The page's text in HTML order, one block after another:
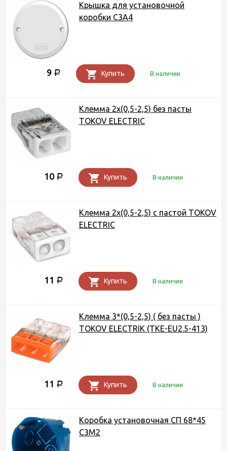
Крышка для установочной
коробки С3А4
9 Р Купить В наличии
Клемма 2x(0,5-2,5) без пасты
TOKOV ELECTRIC
10 Р Купить В наличии
Клемма 2x(0,5-2,5) с пастой TOKOV
ELECTRIC
11 Р Купить В наличии
Клемма 3*(0,5-2,5) ( без пасты )
ТОКОV ELECTRIK (TKE-EU2.5-413)
11 Р Купить В наличии
Коробка установочная СП 68*45
С3М2